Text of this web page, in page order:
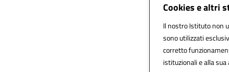
Cookies e altri
Il nostro Istituto non
sono utilizzati
corretto
istituzionali e alla